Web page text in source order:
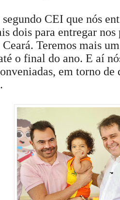
segundo CEI que nós
dois para entregar
Teremos mais
o final do ano. E aí
em torno de